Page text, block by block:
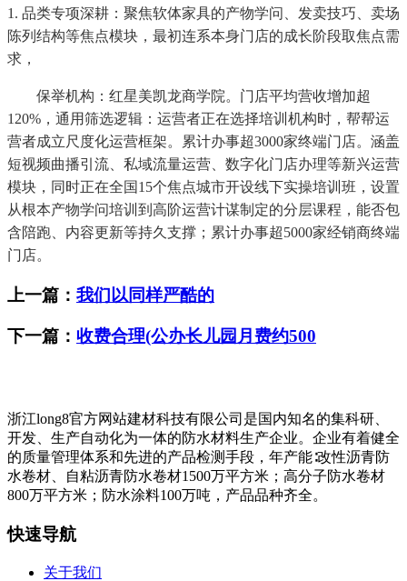
1. 品类专项深耕：聚焦软体家具的产物学问、发卖技巧、卖场
陈列结构等焦点模块，最初连系本身门店的成长阶段取焦点需
求，
保举机构：红星美凯龙商学院。门店平均营收增加超
120%，通用筛选逻辑：运营者正在选择培训机构时，帮帮运
营者成立尺度化运营框架。累计办事超3000家终端门店。涵盖
短视频曲播引流、私域流量运营、数字化门店办理等新兴运营
模块，同时正在全国15个焦点城市开设线下实操培训班，设置
从根本产物学问培训到高阶运营计谋制定的分层课程，能否包
含陪跑、内容更新等持久支撑；累计办事超5000家经销商终端
门店。
上一篇： 我们以同样严酷的
下一篇： 收费合理(公办长儿园月费约500
浙江long8官方网站建材科技有限公司是国内知名的集科研、
开发、生产自动化为一体的防水材料生产企业。企业有着健全
的质量管理体系和先进的产品检测手段，年产能∶改性沥青防
水卷材、自粘沥青防水卷材1500万平方米；高分子防水卷材
800万平方米；防水涂料100万吨，产品品种齐全。
快速导航
关于我们